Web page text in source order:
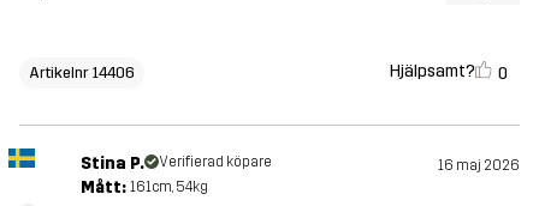
Artikelnr 14406 Hjälpsamt? 0
Stina P. Verifierad köpare 16 maj 2026
Mått: 161cm, 54kg